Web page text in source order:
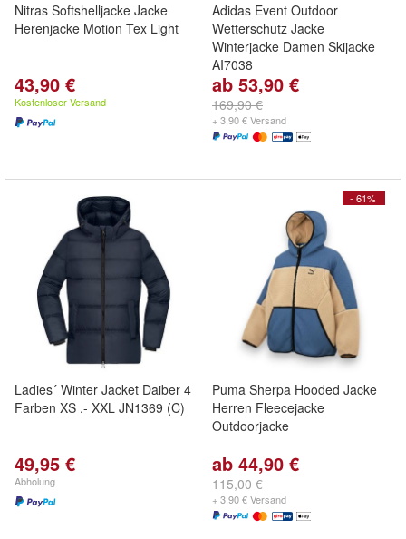
Nitras Softshelljacke Jacke
Herenjacke Motion Tex Light
43,90 €
Kostenloser Versand
Adidas Event Outdoor
Wetterschutz Jacke
Winterjacke Damen Skijacke
AI7038
ab 53,90 €
169,90 €
+ 3,90 € Versand
Ladies´ Winter Jacket Daiber 4
Farben XS .- XXL JN1369 (C)
49,95 €
Abholung
- 61%
Puma Sherpa Hooded Jacke
Herren Fleecejacke
Outdoorjacke
ab 44,90 €
115,00 €
+ 3,90 € Versand